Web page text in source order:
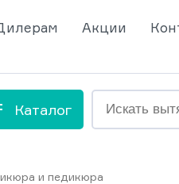
Акции
Каталог
и педикюра